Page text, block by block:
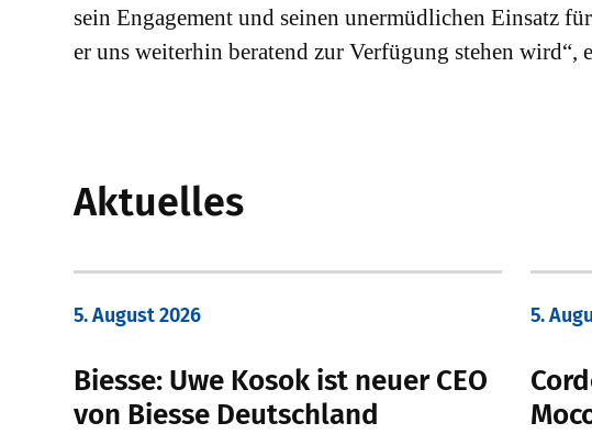
sein Engagement und seinen unermüdlichen Einsatz
er uns weiterhin beratend zur Verfügung stehen wird“,
Aktuelles
5. August 2026
Biesse: Uwe Kosok ist neuer CEO
von Biesse Deutschland
5.